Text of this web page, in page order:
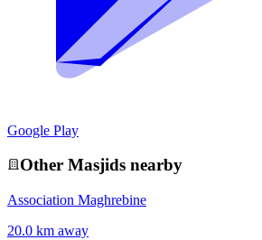
Google Play
Other Masjids nearby
Association Maghrebine
20.0 km away